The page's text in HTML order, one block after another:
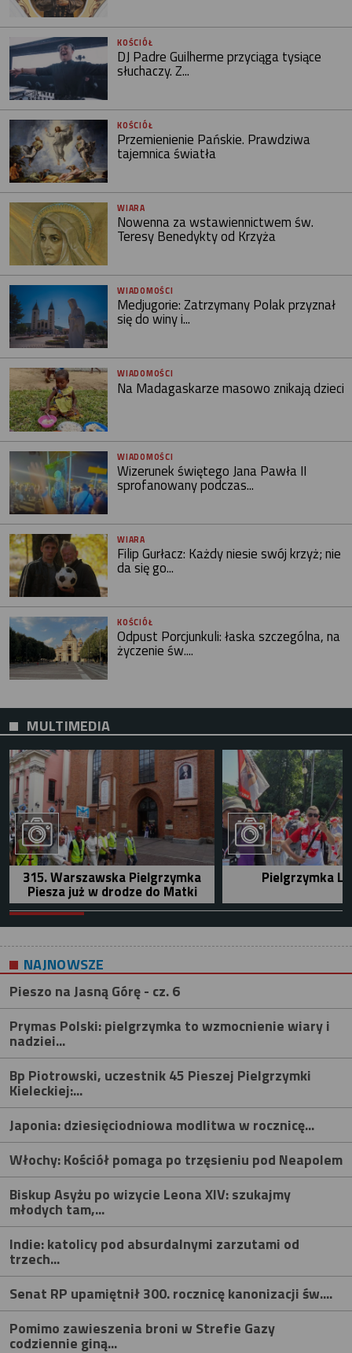
KOŚCIÓŁ
DJ Padre Guilherme przyciąga tysiące
słuchaczy. Z...
KOŚCIÓŁ
Przemienienie Pańskie. Prawdziwa
tajemnica światła
WIARA
Nowenna za wstawiennictwem św.
Teresy Benedykty od Krzyża
WIADOMOŚCI
Medjugorie: Zatrzymany Polak przyznał
się do winy i...
WIADOMOŚCI
Na Madagaskarze masowo znikają dzieci
WIADOMOŚCI
Wizerunek świętego Jana Pawła II
sprofanowany podczas...
WIARA
Filip Gurłacz: Każdy niesie swój krzyż; nie
da się go...
KOŚCIÓŁ
Odpust Porcjunkuli: łaska szczególna, na
życzenie św....
MULTIMEDIA
315. Warszawska Pielgrzymka
Piesza już w drodze do Matki
Pielgrzymka
NAJNOWSZE
Pieszo na Jasną Górę - cz. 6
Prymas Polski: pielgrzymka to wzmocnienie wiary i
nadziei...
Bp Piotrowski, uczestnik 45 Pieszej Pielgrzymki
Kieleckiej:...
Japonia: dziesięciodniowa modlitwa w rocznicę...
Włochy: Kościół pomaga po trzęsieniu pod Neapolem
Biskup Asyżu po wizycie Leona XIV: szukajmy
młodych tam,...
Indie: katolicy pod absurdalnymi zarzutami od
trzech...
Senat RP upamiętnił 300. rocznicę kanonizacji św....
Pomimo zawieszenia broni w Strefie Gazy
codziennie giną...